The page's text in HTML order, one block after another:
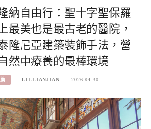
納自由行：聖十字聖保羅
最美也是最古老的醫院，
隆尼亞建築裝飾手法，營
然中療養的最棒環境
LILLIANJIAN 2026-04-30